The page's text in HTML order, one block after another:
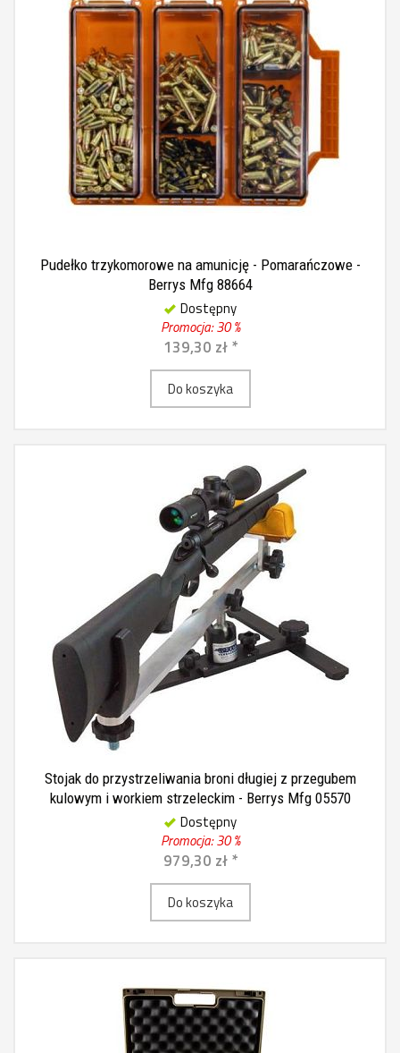
Pudełko trzykomorowe na amunicję - Pomarańczowe -
Berrys Mfg 88664
Dostępny
Promocja: 30 %
139,30 zł *
Do koszyka
Stojak do przystrzeliwania broni długiej z przegubem
kulowym i workiem strzeleckim - Berrys Mfg 05570
Dostępny
Promocja: 30 %
979,30 zł *
Do koszyka